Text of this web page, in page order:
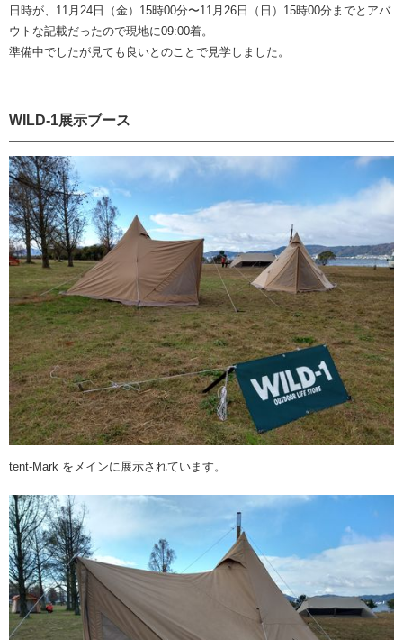
日時が、11月24日（金）15時00分〜11月26日（日）15時00分までとアバ
ウトな記載だったので現地に09:00着。
準備中でしたが見ても良いとのことで見学しました。
WILD-1展示ブース
tent-Mark をメインに展示されています。